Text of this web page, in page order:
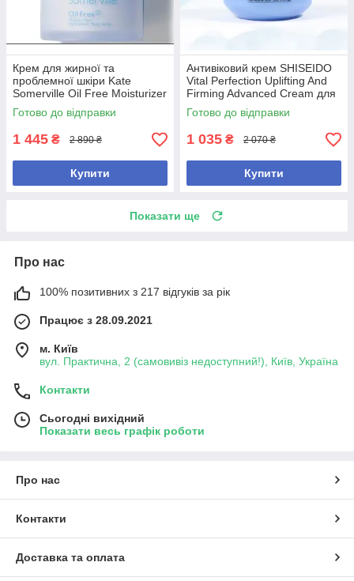
Крем для жирної та
проблемної шкіри Kate
Somerville Oil Free Moisturizer
50 ml
Готово до відправки
1 445 ₴ 2 890 ₴
Купити
Антивіковий крем SHISEIDO
Vital Perfection Uplifting And
Firming Advanced Cream для
пружності та сяйва шкіри, 15
мл
Готово до відправки
1 035 ₴ 2 070 ₴
Купити
Показати ще
Про нас
100% позитивних з 217 відгуків за рік
Працює з 28.09.2021
м. Київ
вул. Практична, 2 (самовивіз недоступний!), Київ, Україна
Контакти
Сьогодні вихідний
Показати весь графік роботи
Про нас
Контакти
Доставка та оплата